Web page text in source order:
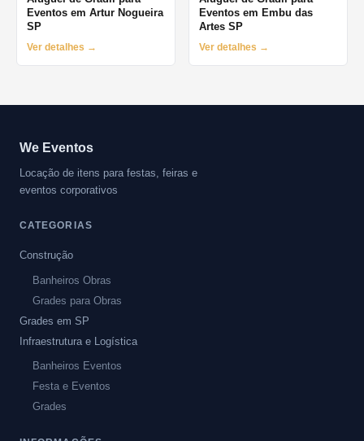
Eventos em Artur Nogueira
SP
Ver detalhes →
Eventos em Embu das
Artes SP
Ver detalhes →
We Eventos
Locação de itens para festas, feiras e
eventos corporativos
CATEGORIAS
Construção
Banheiros Obras
Grades para Obras
Grades em SP
Infraestrutura e Logística
Banheiros Eventos
Festa e Eventos
Grades